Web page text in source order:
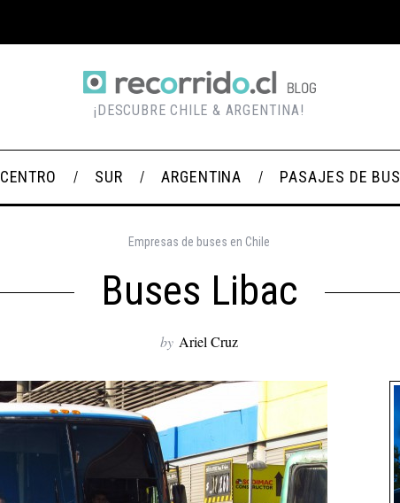
¡DESCUBRE CHILE & ARGENTINA!
CENTRO SUR ARGENTINA PASAJES DE BUS
Empresas de buses en Chile
Buses Libac
by Ariel Cruz